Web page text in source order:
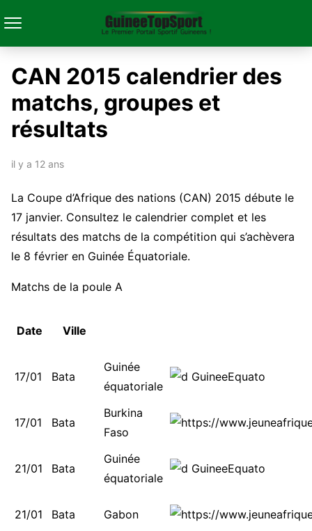
CAN 2015 calendrier des
matchs, groupes et
résultats
il y a 12 ans
La Coupe d’Afrique des nations (CAN) 2015 débute le
17 janvier. Consultez le calendrier complet et les
résultats des matchs de la compétition qui s’achèvera
le 8 février en Guinée Équatoriale.
Matchs de la poule A
Date Ville
17/01 Bata
Guinée
équatoriale
17/01 Bata
Burkina
Faso
21/01 Bata
Guinée
équatoriale
21/01 Bata Gabon